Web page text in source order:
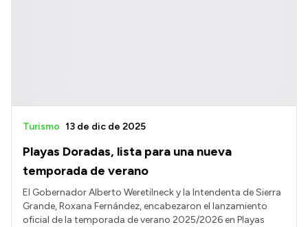
Playas Doradas, lista para una nueva
temporada de verano
Turismo 13 de dic de 2025
El Gobernador Alberto Weretilneck y la Intendenta de Sierra
Grande, Roxana Fernández, encabezaron el lanzamiento
oficial de la temporada de verano 2025/2026 en Playas